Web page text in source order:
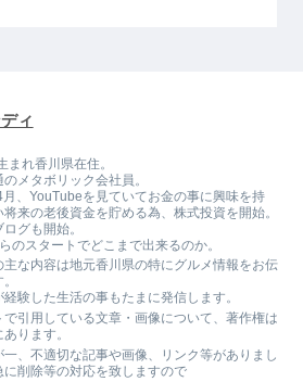
ィ
まれ香川県在住。
のメタボリック会社員。
、YouTubeを見ていてお金の事に興味を持
将来の老後資金を貯める為、株式投資を開始。
グも開始。
のスタートでどこまで出来るのか。
主な内容は地元香川県の特にグルメ情報をお伝
験した生活の事もたまに発信します。
で引用している文章・画像について、著作権は
ります。
一、不適切な記事や画像、リンク等がありまし
に削除等の対応を致しますので